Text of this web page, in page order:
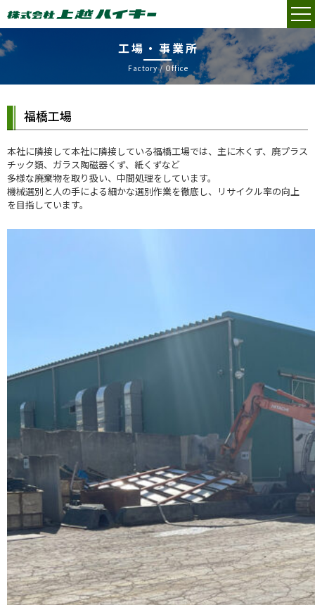
工場・事業所
Factory / Office
福橋工場
本社に隣接して本社に隣接している福橋工場では、主に木くず、廃プラス
チック類、ガラス陶磁器くず、紙くずなど
多様な廃棄物を取り扱い、中間処理をしています。
機械選別と人の手による細かな選別作業を徹底し、リサイクル率の向上
を目指しています。